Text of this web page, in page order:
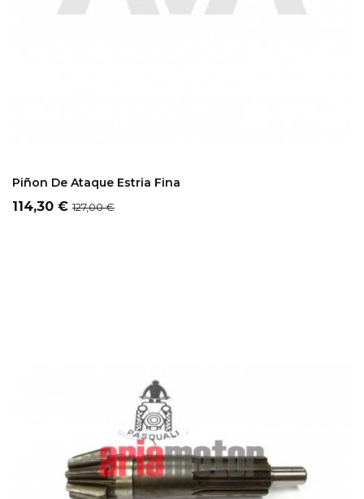
Piñon De Ataque Estria Fina
Precio
114,30 € Precio
127,00 €